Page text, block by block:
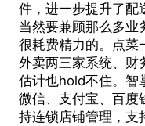
件，进一步提升了配
当然要兼顾那么多业
很耗费精力的。点菜
外卖两三家系统、
估计也hold不住。智
微信、支付宝、百度
持连锁店铺管理，支